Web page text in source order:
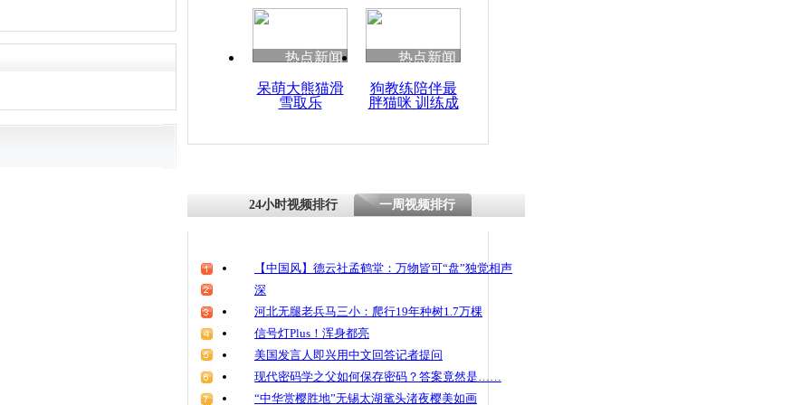
清明祭英烈 哀思悼忠
民警酒后重摔7月大女
热点新闻
呆萌大熊猫滑
雪取乐
热点新闻
狗教练陪伴最
胖猫咪 训练成
24小时视频排行 一周视频排行
【中国风】德云社孟鹤堂：万物皆可“盘”独觉相声
深
河北无腿老兵马三小：爬行19年种树1.7万棵
信号灯Plus！浑身都亮
美国发言人即兴用中文回答记者提问
现代密码学之父如何保存密码？答案竟然是……
“中华赏樱胜地”无锡太湖鼋头渚夜樱美如画